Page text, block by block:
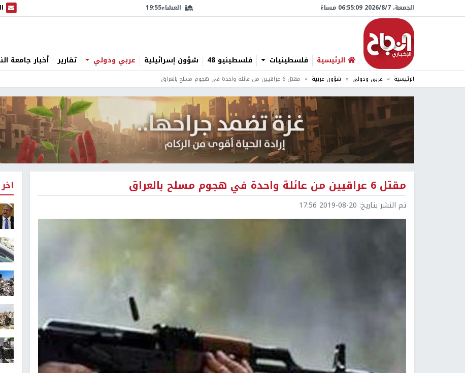
الجمعة، 7/‏8/‏2026 06:55:10 مساءً العشاء19:55 البث
الرئيسية فلسطينيات فلسطينيو 48 شؤون إسرائيلية عربي ودولي تقارير أخبار جامعة
الرئيسية عربي ودولي شؤون عربية مقتل 6 عراقيين من عائلة واحدة في هجوم مسلح بالعراق
مقتل 6 عراقيين من عائلة واحدة في هجوم مسلح بالعراق
تم النشر بتاريخ: 2019-08-20 17:56